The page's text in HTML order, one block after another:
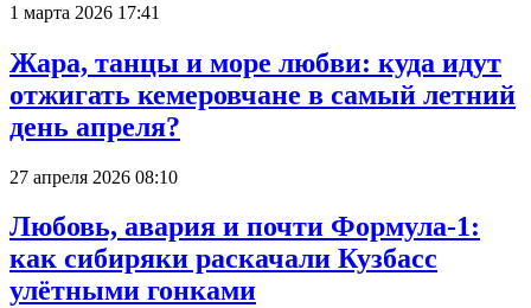
1 марта 2026 17:41
Жара, танцы и море любви: куда идут
отжигать кемеровчане в самый летний
день апреля?
27 апреля 2026 08:10
Любовь, авария и почти Формула-1:
как сибиряки раскачали Кузбасс
улётными гонками